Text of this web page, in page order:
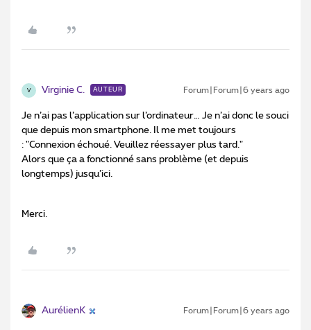
V Virginie C. AUTEUR Forum|Forum|6 years ago
Je n’ai pas l’application sur l’ordinateur… Je n’ai donc le souci
que depuis mon smartphone. Il me met toujours
: "Connexion échoué. Veuillez réessayer plus tard."
Alors que ça a fonctionné sans problème (et depuis
longtemps) jusqu’ici.
Merci.
AurélienK Forum|Forum|6 years ago